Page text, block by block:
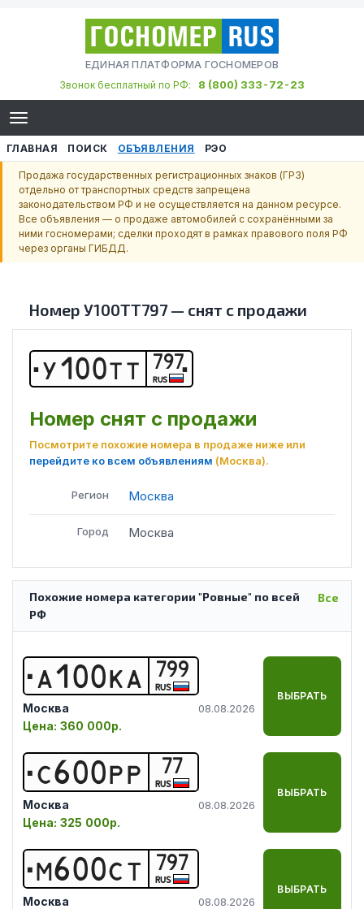
ЕДИНАЯ ПЛАТФОРМА ГОСНОМЕРОВ
Звонок бесплатный по РФ:
8 (800) 333-72-23
ГЛАВНАЯ ПОИСК ОБЪЯВЛЕНИЯ РЭО
Продажа государственных регистрационных знаков (ГРЗ)
отдельно от транспортных средств запрещена
законодательством РФ и не осуществляется на данном ресурсе.
Все объявления — о продаже автомобилей с сохранёнными за
ними госномерами; сделки проходят в рамках правового поля РФ
через органы ГИБДД.
Номер У100ТТ797— снят с продажи
У 1 00Т Т 797
RUS
Номер снят с продажи
Посмотрите похожие номера в продаже ниже или
перейдите ко всем объявлениям (Москва).
Регион Москва
Город Москва
Все
Похожие номера категории "Ровные" по всей
РФ
А 1 00К А 799
RUS
Москва 08.08.2026
Цена: 360 000р.
ВЫБРАТЬ
С600РР 77
RUS
Москва 08.08.2026
Цена: 325 000р.
ВЫБРАТЬ
М600С Т 797
RUS
Москва 08.08.2026
ВЫБРАТЬ